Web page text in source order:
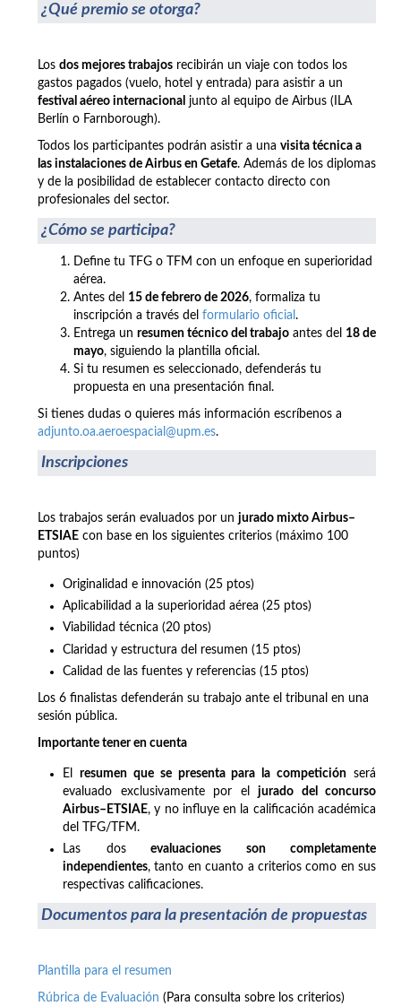
¿Qué premio se otorga?
Los dos mejores trabajos recibirán un viaje con todos los
gastos pagados (vuelo, hotel y entrada) para asistir a un
festival aéreo internacional junto al equipo de Airbus (ILA
Berlín o Farnborough).
Todos los participantes podrán asistir a una visita técnica a
las instalaciones de Airbus en Getafe. Además de los diplomas
y de la posibilidad de establecer contacto directo con
profesionales del sector.
¿Cómo se participa?
Define tu TFG o TFM con un enfoque en superioridad
aérea.
Antes del 15 de febrero de 2026, formaliza tu
inscripción a través del formulario oficial .
Entrega un resumen técnico del trabajo antes del 18 de
mayo, siguiendo la plantilla oficial.
Si tu resumen es seleccionado, defenderás tu
propuesta en una presentación final.
Si tienes dudas o quieres más información escríbenos a
adjunto.oa.aeroespacial@upm.es.
Inscripciones
Los trabajos serán evaluados por un jurado mixto Airbus–
ETSIAE con base en los siguientes criterios (máximo 100
puntos)
Originalidad e innovación (25 ptos)
Aplicabilidad a la superioridad aérea (25 ptos)
Viabilidad técnica (20 ptos)
Claridad y estructura del resumen (15 ptos)
Calidad de las fuentes y referencias (15 ptos)
Los 6 finalistas defenderán su trabajo ante el tribunal en una
sesión pública.
Importante tener en cuenta
El resumen que se presenta para la competición será
evaluado exclusivamente por el jurado del concurso
Airbus–ETSIAE, y no influye en la calificación académica
del TFG/TFM.
Las dosevaluaciones son completamente
independientes, tanto en cuanto a criterios como en sus
respectivas calificaciones.
Documentos para la presentación de propuestas
Plantilla para el resumen
Rúbrica de Evaluación (Para consulta sobre los criterios)